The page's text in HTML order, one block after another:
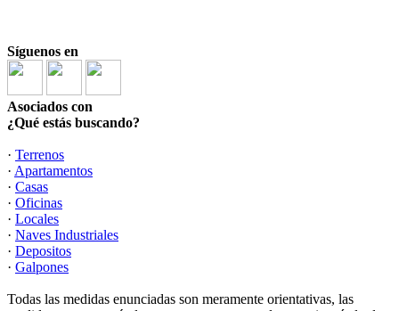
Síguenos en
Asociados con
¿Qué estás buscando?
· Terrenos
· Apartamentos
· Casas
· Oficinas
· Locales
· Naves Industriales
· Depositos
· Galpones
Todas las medidas enunciadas son meramente orientativas, las